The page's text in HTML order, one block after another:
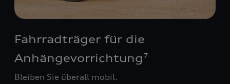
Fahrradträger für die
Anhängevorrichtung 7
Bleiben Sie überall mobil.